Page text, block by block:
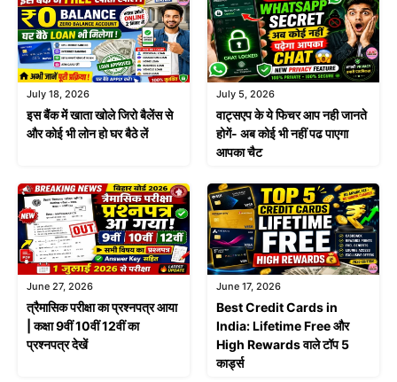
July 18, 2026
इस बैंक में खाता खोले जिरो बैलेंस से
और कोई भी लोन हो घर बैठे लें
July 5, 2026
वाट्सएप के ये फिचर आप नही जानते
होगें- अब कोई भी नहीं पढ पाएगा
आपका चैट
June 27, 2026
त्रैमासिक परीक्षा का प्रश्नपत्र आया
| कक्षा 9वीं 10वीं 12वीं का
प्रश्नपत्र देखें
June 17, 2026
Best Credit Cards in
India: Lifetime Free और
High Rewards वाले टॉप 5
कार्ड्स